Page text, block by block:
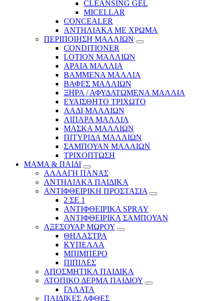
CLEANSING GEL
MICELLAR
CONCEALER
ΑΝΤΗΛΙΑΚΑ ΜΕ ΧΡΩΜΑ
ΠΕΡΙΠΟΙΗΣΗ ΜΑΛΛΙΩΝ
CONDITIONER
LOTION ΜΑΛΛΙΩΝ
ΑΡΑΙΑ ΜΑΛΛΙΑ
ΒΑΜΜΕΝΑ ΜΑΛΛΙΑ
ΒΑΦΕΣ ΜΑΛΛΙΩΝ
ΞΗΡΑ / ΑΦΥΔΑΤΩΜΕΝΑ ΜΑΛΛΙΑ
ΕΥΑΙΣΘΗΤΟ ΤΡΙΧΩΤΟ
ΛΑΔΙ ΜΑΛΛΙΩΝ
ΛΙΠΑΡΑ ΜΑΛΛΙΑ
ΜΑΣΚΑ ΜΑΛΛΙΩΝ
ΠΙΤΥΡΙΔΑ ΜΑΛΛΙΩΝ
ΣΑΜΠΟΥΑΝ ΜΑΛΛΙΩΝ
ΤΡΙΧΟΠΤΩΣΗ
ΜΑΜΑ & ΠΑΙΔΙ
ΑΛΛΑΓΗ ΠΑΝΑΣ
ΑΝΤΗΛΙΑΚΑ ΠΑΙΔΙΚΑ
ΑΝΤΙΦΘΕΙΡΙΚΗ ΠΡΟΣΤΑΣΙΑ
2 ΣΕ 1
ΑΝΤΙΦΘΕΙΡΙΚΑ SPRAY
ΑΝΤΙΦΘΕΙΡΙΚΑ ΣΑΜΠΟΥΑΝ
ΑΞΕΣΟΥΑΡ ΜΩΡΟΥ
ΘΗΛΑΣΤΡΑ
ΚΥΠΕΛΛΑ
ΜΠΙΜΠΕΡΟ
ΠΙΠΙΛΕΣ
ΑΠΟΣΜΗΤΙΚΑ ΠΑΙΔΙΚΑ
ΑΤΟΠΙΚΟ ΔΕΡΜΑ ΠΑΙΔΙΟΥ
ΓΑΛΑΤΑ
ΠΑΙΔΙΚΕΣ ΑΦΘΕΣ